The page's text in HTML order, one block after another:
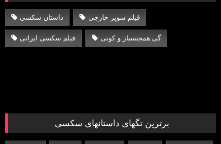
داستان سکسی فیلم سوپر خارجی
فیلم سکسی ایرانی گی همجنسباز و کونی
برترین تگهای داستانهای سکسی